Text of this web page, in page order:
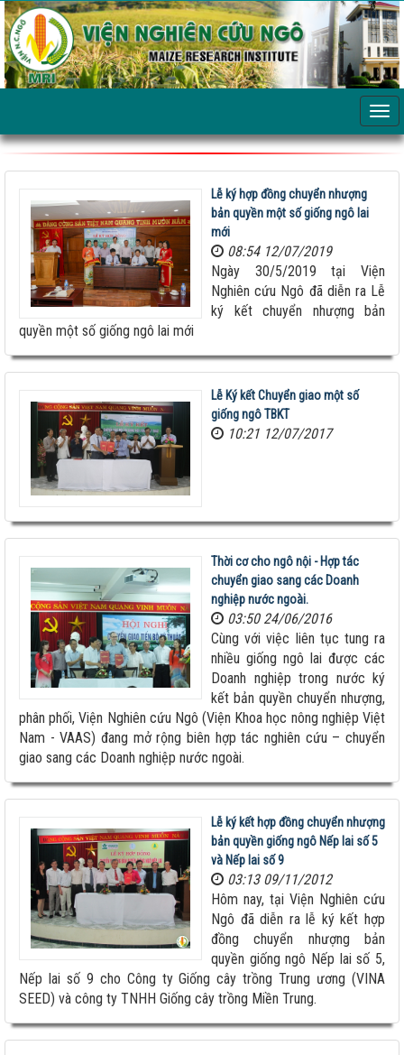
Lễ ký hợp đồng chuyển nhượng
bản quyền một số giống ngô lai
mới
08:54 12/07/2019
Ngày 30/5/2019 tại Viện
Nghiên cứu Ngô đã diễn ra Lễ
ký kết chuyển nhượng bản
quyền một số giống ngô lai mới
Lễ Ký kết Chuyển giao một số
giống ngô TBKT
10:21 12/07/2017
Thời cơ cho ngô nội - Hợp tác
chuyển giao sang các Doanh
nghiệp nước ngoài.
03:50 24/06/2016
Cùng với việc liên tục tung ra
nhiều giống ngô lai được các
Doanh nghiệp trong nước ký
kết bản quyền chuyển nhượng,
phân phối, Viện Nghiên cứu Ngô (Viện Khoa học nông nghiệp Việt
Nam - VAAS) đang mở rộng biên hợp tác nghiên cứu – chuyển
giao sang các Doanh nghiệp nước ngoài.
Lễ ký kết hợp đồng chuyển nhượng
bản quyền giống ngô Nếp lai số 5
và Nếp lai số 9
03:13 09/11/2012
Hôm nay, tại Viện Nghiên cứu
Ngô đã diễn ra lễ ký kết hợp
đồng chuyển nhượng bản
quyền giống ngô Nếp lai số 5,
Nếp lai số 9 cho Công ty Giống cây trồng Trung ương (VINA
SEED) và công ty TNHH Giống cây trồng Miền Trung.